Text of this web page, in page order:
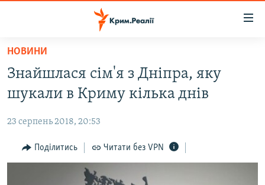
Перейти
основного
матеріалу
Перейти
до
навігації
Перейти
ВІДЕО ТА ФОТО
ПОЛІТИКА
БЛОГИ
НОВИНИ
Знайшлася сім'я з Дніпра, яку
шукали в Криму кілька днів
23 серпень 2018, 20:53
Поділитись Читати без VPN